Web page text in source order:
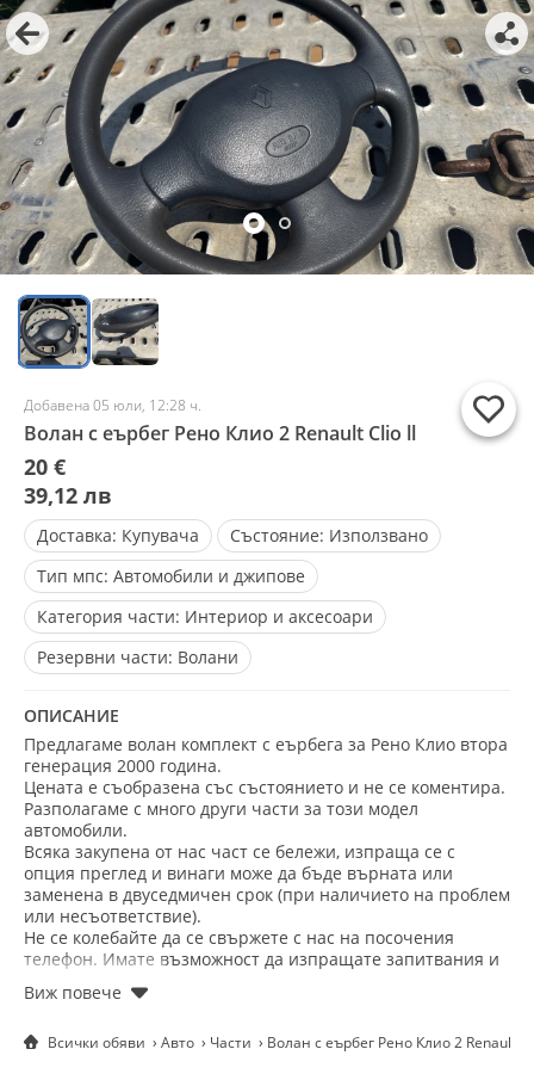
Добавена 05 юли, 12:28 ч.
Волан с еърбег Рено Клио 2 Renault Clio ll
20 €
39,12 лв
Доставка: Купувача Състояние: Използвано
Тип мпс: Автомобили и джипове
Категория части: Интериор и аксесоари
Резервни части: Волани
ОПИСАНИЕ
Предлагаме волан комплект с еърбега за Рено Клио втора
генерация 2000 година.
Цената е съобразена със състоянието и не се коментира.
Разполагаме с много други части зa този модел
автомобили.
Всяка закупена от нас част се бележи, изпраща се с
опция преглед и винаги може да бъде върната или
заменена в двуседмичен срок (при наличието на проблем
или несъответствие).
Не се колебайте да се свържете с нас на посочения
телефон. Имате възможност да изпращате запитвания и
Добрите цени и коректността са наш основен мотив!
Всички обяви Авто Части Волан с еърбег Рено Клио 2 Renault